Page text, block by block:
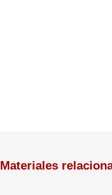
Materiales